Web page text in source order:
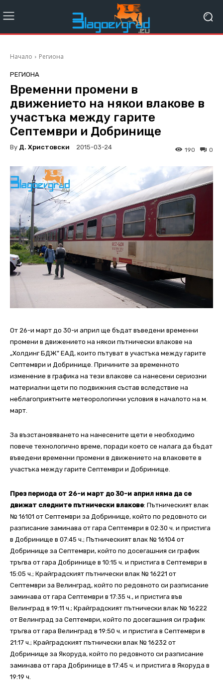
Начало Региона
РЕГИОНА
Временни промени в
движението на някои влакове в
участъка между гарите
Септември и Добринище
By Д. Христовски 2015-03-24 0
190
От 26-и март до 30-и април ще бъдат въведени временни
промени в движението на някои пътнически влакове на
„Холдинг БДЖ” ЕАД, които пътуват в участъка между гарите
Септември и Добринище. Причините за временното
изменение в графика на тези влакове са нанесени сериозни
материални щети по подвижния състав вследствие на
неблагоприятните метеорологични условия в началото на м.
март.
За възстановяването на нанесените щети е необходимо
повече технологично време, поради което се налага да бъдат
въведени временни промени в движението на влаковете в
участъка между гарите Септември и Добринище.
През периода от 26-и март до 30-и април няма да се
движат следните пътнически влакове: Пътническият влак
№ 16101 от Септември за Добринище, който по редовното си
разписание заминава от гара Септември в 02:30 ч. и пристига
в Добринище в 07:45 ч.; Пътническият влак № 16104 от
Добринище за Септември, който по досегашния си график
тръгва от гара Добринище в 10:15 ч. и пристига в Септември в
15:05 ч.; Крайградският пътнически влак № 16221 от
Септември за Велинград, който по редовното си разписание
заминава от гара Септември в 17:35 ч., и пристига във
Велинград в 19:11 ч.; Крайградският пътнически влак № 16222
от Велинград за Септември, който по досегашния си график
тръгва от гара Велинград в 19:50 ч. и пристига в Септември в
21:17 ч.; Крайградският пътнически влак № 16232 от
Добринище за Якоруда, който по редовното си разписание
заминава от гара Добринище в 17:45 ч. и пристига в Якоруда в
19:19 ч.